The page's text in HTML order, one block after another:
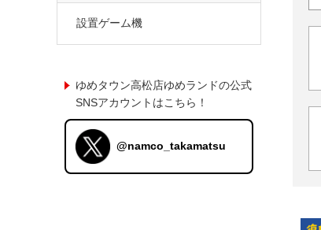
設置ゲーム機
ゆめタウン高松店ゆめランドの公式
SNSアカウントはこちら！
@namco_takamatsu